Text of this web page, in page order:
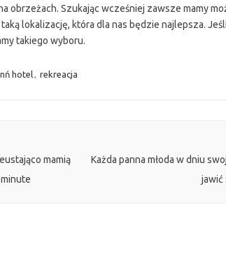
obrzeżach. Szukając wcześniej zawsze mamy
lokalizację, która dla nas będzie najlepsza.
takiego wyboru.
hotel, rekreacja
mamią
Każda panna młoda w dniu
jawić